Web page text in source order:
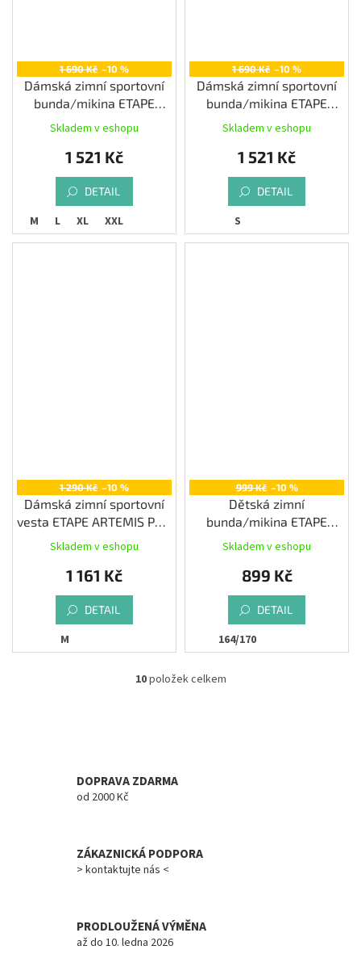
1 690 Kč –10 %
Dámská zimní sportovní
bunda/mikina ETAPE
SIERRA PRO 2.0,
magenta/modrá
Skladem v eshopu
1 521 Kč
DETAIL
M L XL XXL
1 690 Kč –10 %
Dámská zimní sportovní
bunda/mikina ETAPE
SIERRA PRO 2.0, modrá
Skladem v eshopu
1 521 Kč
DETAIL
S
1 290 Kč –10 %
Dámská zimní sportovní
vesta ETAPE ARTEMIS PRO
2.0, mint/černá
Skladem v eshopu
1 161 Kč
DETAIL
M
999 Kč –10 %
Dětská zimní
bunda/mikina ETAPE
ALEX, lastura/antracit
Skladem v eshopu
899 Kč
DETAIL
164/170
O
k
p
i
10položek celkem
DOPRAVA ZDARMA
od 2000 Kč
ZÁKAZNICKÁ PODPORA
> kontaktujte nás <
PRODLOUŽENÁ VÝMĚNA
až do 10. ledna 2026